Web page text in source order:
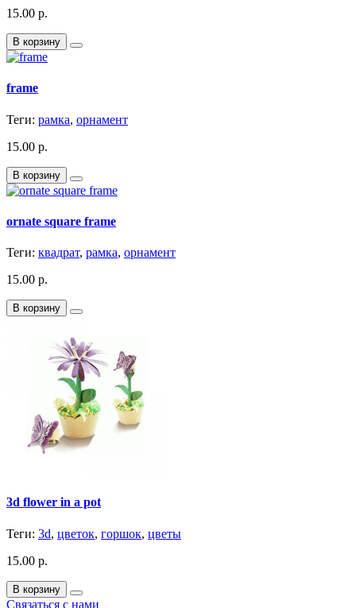
15.00 р.
В корзину
frame
Теги: рамка, орнамент
15.00 р.
В корзину
ornate square frame
Теги: квадрат, рамка, орнамент
15.00 р.
В корзину
3d flower in a pot
Теги: 3d, цветок, горшок, цветы
15.00 р.
В корзину
Связаться с нами